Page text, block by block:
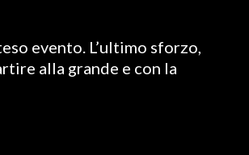
evento. L’ultimo sforzo,
alla grande e con la